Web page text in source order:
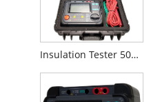
Insulation Tester 5000V